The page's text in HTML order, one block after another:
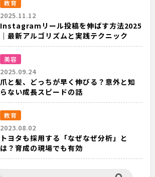
教育
2025.11.12
Instagramリール投稿を伸ばす方法2025
｜最新アルゴリズムと実践テクニック
美容
2025.09.24
爪と髪、どっちが早く伸びる？意外と知
らない成長スピードの話
教育
2023.08.02
トヨタも採用する「なぜなぜ分析」と
は？育成の現場でも有効